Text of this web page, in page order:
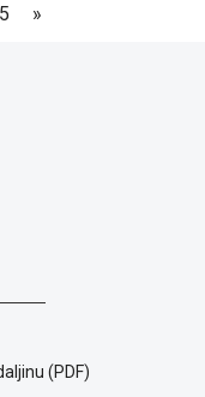
5 »
(PDF)